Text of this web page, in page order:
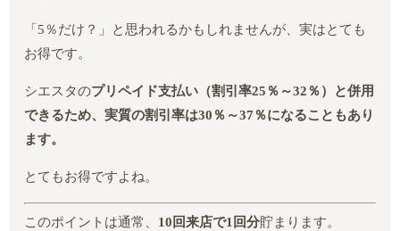
「5％だけ？」と思われるかもしれませんが、実はとても
お得です。
シエスタのプリペイド支払い（割引率25％～32％）と併用
できるため、実質の割引率は30％～37％になることもあり
ます。
とてもお得ですよね。
このポイントは通常、 10回来店で1回分貯まります。